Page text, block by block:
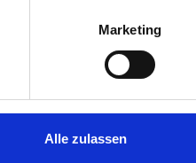
sein können
Ihre Präferenzen imAbschnitt
Medien anbieten zu können
Ihrer Verwendung unserer
Marketing
Alle zulassen